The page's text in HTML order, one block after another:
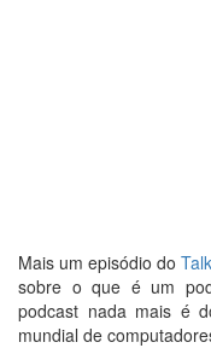
Mais um episódio do
sobre o que é um
podcast nada mais é
mundial de